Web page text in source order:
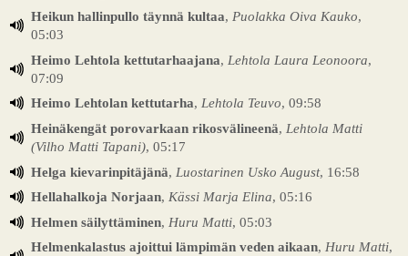
Heikun hallinpullo täynnä kultaa, Puolakka Oiva Kauko,
05:03
Heimo Lehtola kettutarhaajana, Lehtola Laura Leonoora,
07:09
Heimo Lehtolan kettutarha, Lehtola Teuvo, 09:58
Heinäkengät porovarkaan rikosvälineenä, Lehtola Matti
(Vilho Matti Tapani), 05:17
Helga kievarinpitäjänä, Luostarinen Usko August, 16:58
Hellahalkoja Norjaan, Kässi Marja Elina, 05:16
Helmen säilyttäminen, Huru Matti, 05:03
Helmenkalastus ajoittui lämpimän veden aikaan, Huru Matti,